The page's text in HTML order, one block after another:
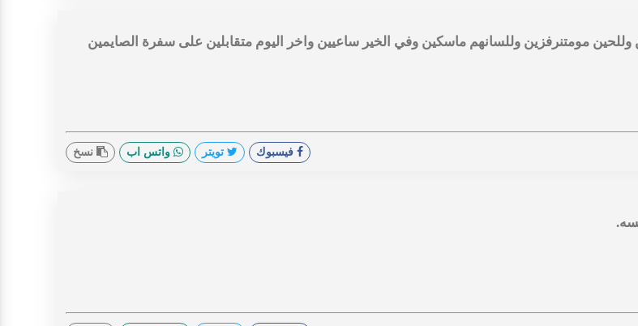
مومتنرفزين وللسانهم ماسكين وفي الخير ساعيين واخر اليوم متقابلين على سفرة الصايمين
فيسبوك تويتر واتس اب نسخ